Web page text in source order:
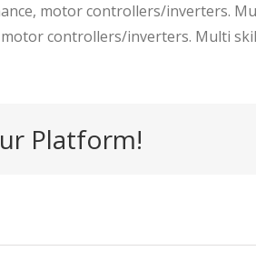
motor controllers/inverters.
controllers/inverters. Multi
Platform!